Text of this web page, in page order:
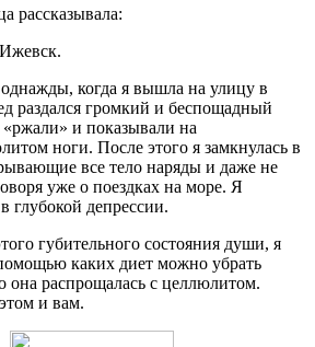
рассказывала:
когда я вышла на улицу в
раздался громкий и беспощадный
и показывали на
ноги. После этого я замкнулась в
все тело наряды и даже не
уже о поездках на море. Я
глубокой депрессии.
губительного состояния души, я
каких диет можно убрать
она распрощалась с целлюлитом.
и вам.